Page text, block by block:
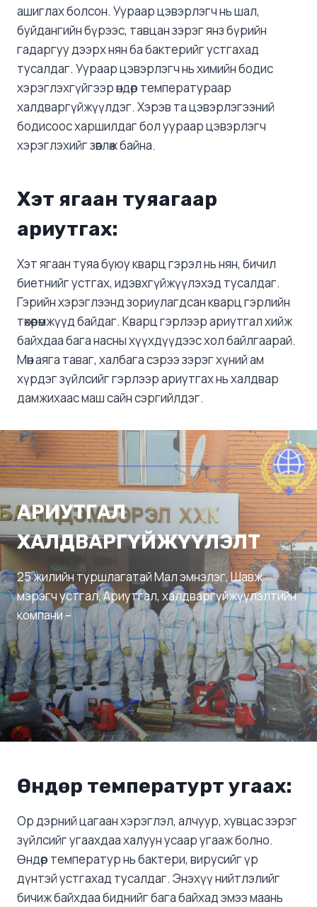
ашиглах болсон. Уураар цэвэрлэгч нь шал,
буйдангийн бүрээс, тавцан зэрэг янз бүрийн
гадаргуу дээрх нян ба бактерийг устгахад
тусалдаг. Уураар цэвэрлэгч нь химийн бодис
хэрэглэхгүйгээр өндөр температураар
халдваргүйжүүлдэг. Хэрэв та цэвэрлэгээний
бодисоос харшилдаг бол уураар цэвэрлэгч
хэрэглэхийг зөвлөж байна.
Хэт ягаан туяагаар
ариутгах:
Хэт ягаан туяа буюу кварц гэрэл нь нян, бичил
биетнийг устгах, идэвхгүйжүүлэхэд тусалдаг.
Гэрийн хэрэглээнд зориулагдсан кварц гэрлийн
төхөөрөмжүүд байдаг. Кварц гэрлээр ариутгал хийж
байхдаа бага насны хүүхдүүдээс хол байлгаарай.
Мөн аяга таваг, халбага сэрээ зэрэг хүний ам
хүрдэг зүйлсийг гэрлээр ариутгах нь халдвар
дамжихаас маш сайн сэргийлдэг.
АРИУТГАЛ
ХАЛДВАРГҮЙЖҮҮЛЭЛТ
25 жилийн туршлагатай Мал эмнэлэг, Шавж
мэрэгч устгал, Ариутгал, халдваргүйжүүлэлтийн
компани –
Өндөр температурт угаах:
Ор дэрний цагаан хэрэглэл, алчуур, хувцас зэрэг
зүйлсийг угаахдаа халуун усаар угааж болно.
Өндөр температур нь бактери, вирусийг үр
дүнтэй устгахад тусалдаг. Энэхүү нийтлэлийг
бичиж байхдаа биднийг бага байхад эмээ маань